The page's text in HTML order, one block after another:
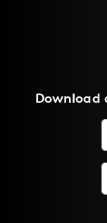
Download